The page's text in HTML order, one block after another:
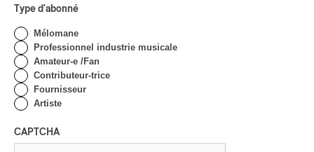
Radio se réincarne sur la
scène de la Forêt
Type d'abonné
Mélomane
Professionnel industrie musicale
Amateur-e /Fan
Contributeur-trice
Fournisseur
Artiste
CAPTCHA